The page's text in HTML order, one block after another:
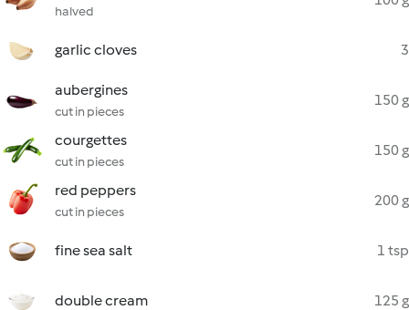
halved
garlic cloves 3
aubergines
cut in pieces
150 g
courgettes
cut in pieces
150 g
red peppers
cut in pieces
200 g
fine sea salt 1 tsp
double cream 125 g